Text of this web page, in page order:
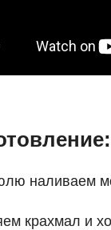
наливаем
крахмал и